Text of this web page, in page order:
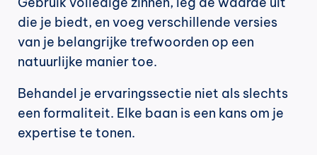
die je biedt, en voeg verschillende versies
van je belangrijke trefwoorden op een
natuurlijke manier toe.
Behandel je ervaringssectie niet als slechts
een formaliteit. Elke baan is een kans om je
expertise te tonen.